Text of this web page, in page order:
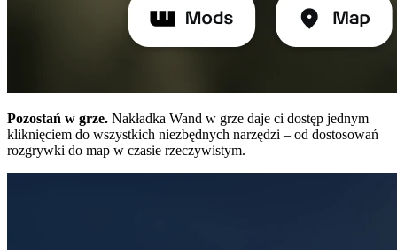
Pozostań w grze. Nakładka Wand w grze daje ci dostęp jednym
kliknięciem do wszystkich niezbędnych narzędzi – od dostosowań
rozgrywki do map w czasie rzeczywistym.